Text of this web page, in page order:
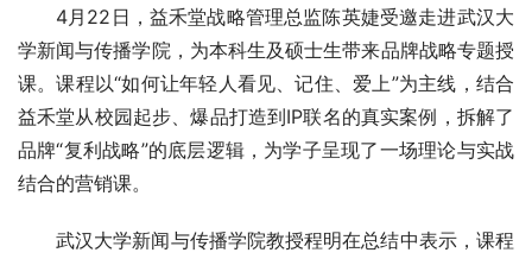
4月22日，益禾堂战略管理总监陈英婕受邀走进武汉大
学新闻与传播学院，为本科生及硕士生带来品牌战略专题授
课。课程以“如何让年轻人看见、记住、爱上”为主线，结合
益禾堂从校园起步、爆品打造到IP联名的真实案例，拆解了
品牌“复利战略”的底层逻辑，为学子呈现了一场理论与实战
结合的营销课。
武汉大学新闻与传播学院教授程明在总结中表示，课程